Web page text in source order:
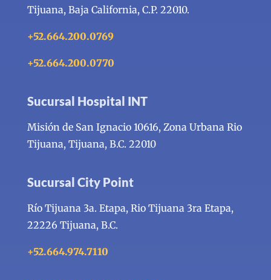
Tijuana, Baja California, C.P. 22010.
+52.664.200.0769
+52.664.200.0770
Sucursal Hospital INT
Misión de San Ignacio 10616, Zona Urbana Rio
Tijuana, Tijuana, B.C. 22010
Sucursal City Point
Río Tijuana 3a. Etapa, Rio Tijuana 3ra Etapa,
22226 Tijuana, B.C.
+52.664.974.7110